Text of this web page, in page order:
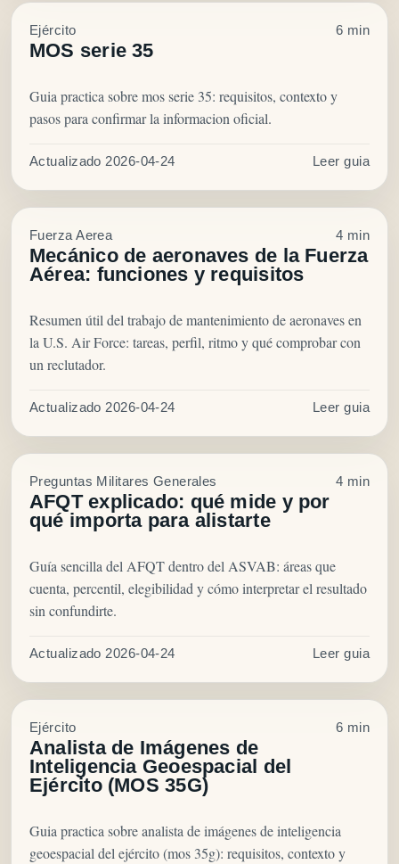
Ejército 6 min
MOS serie 35
Guia practica sobre mos serie 35: requisitos, contexto y
pasos para confirmar la informacion oficial.
Actualizado 2026-04-24 Leer guia
Fuerza Aerea 4 min
Mecánico de aeronaves de la Fuerza
Aérea: funciones y requisitos
Resumen útil del trabajo de mantenimiento de aeronaves en
la U.S. Air Force: tareas, perfil, ritmo y qué comprobar con
un reclutador.
Actualizado 2026-04-24 Leer guia
Preguntas Militares Generales 4 min
AFQT explicado: qué mide y por
qué importa para alistarte
Guía sencilla del AFQT dentro del ASVAB: áreas que
cuenta, percentil, elegibilidad y cómo interpretar el resultado
sin confundirte.
Actualizado 2026-04-24 Leer guia
Ejército 6 min
Analista de Imágenes de
Inteligencia Geoespacial del
Ejército (MOS 35G)
Guia practica sobre analista de imágenes de inteligencia
geoespacial del ejército (mos 35g): requisitos, contexto y